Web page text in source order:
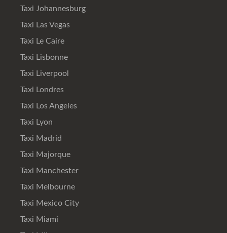
Taxi Johannesburg
Taxi Las Vegas
Taxi Le Caire
Taxi Lisbonne
Taxi Liverpool
Taxi Londres
Taxi Los Angeles
Taxi Lyon
Taxi Madrid
Taxi Majorque
Taxi Manchester
Taxi Melbourne
Taxi Mexico City
Taxi Miami